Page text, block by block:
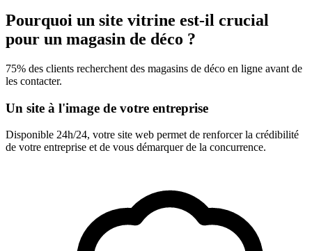
Pourquoi un site vitrine est-il crucial
pour un magasin de déco ?
75% des clients recherchent des magasins de déco en ligne avant de
les contacter.
Un site à l'image de votre entreprise
Disponible 24h/24, votre site web permet de renforcer la crédibilité
de votre entreprise et de vous démarquer de la concurrence.